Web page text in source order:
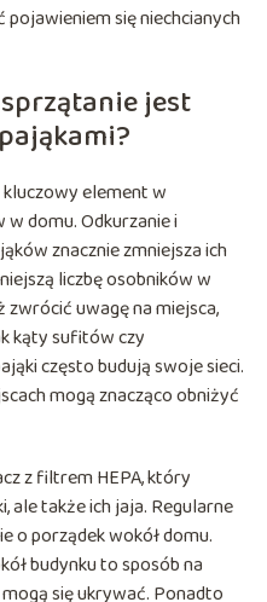
się niechcianych
jest
element w
domu. Odkurzanie i
znacznie zmniejsza ich
liczbę osobników w
uwagę na miejsca,
kąty sufitów czy
często budują swoje sieci.
mogą znacząco obniżyć
z filtrem HEPA, który
ale także ich jaja. Regularne
o porządek wokół domu.
budynku to sposób na
się ukrywać. Ponadto